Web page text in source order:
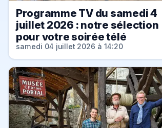
Programme TV du samedi 4
juillet 2026 : notre sélection
pour votre soirée télé
samedi 04 juillet 2026 à 14:20